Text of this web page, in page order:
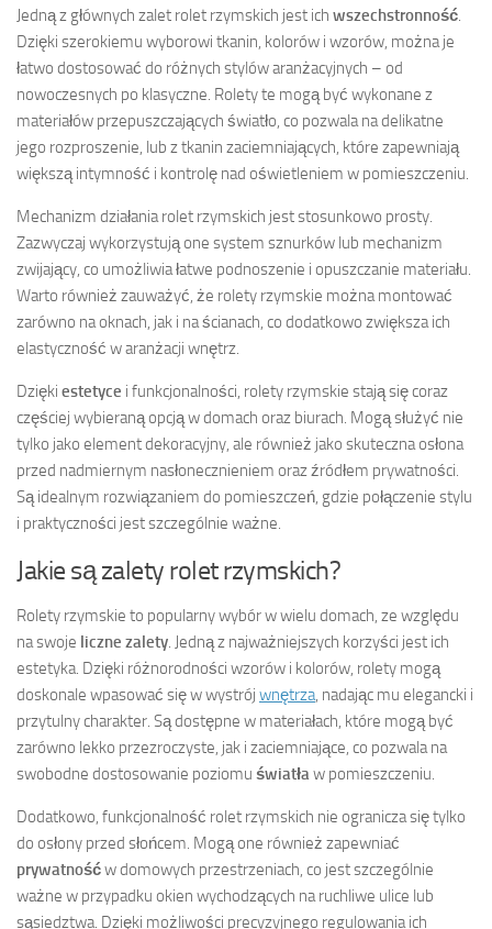
Jedną z głównych zalet rolet rzymskich jest ich wszechstronność
Dzięki szerokiemu wyborowi tkanin, kolorów i wzorów, można je
łatwo dostosować do różnych stylów aranżacyjnych – od
nowoczesnych po klasyczne. Rolety te mogą być wykonane z
materiałów przepuszczających światło, co pozwala na delikatne
jego rozproszenie, lub z tkanin zaciemniających, które zapewniają
większą intymność i kontrolę nad oświetleniem w pomieszczeniu.
Mechanizm działania rolet rzymskich jest stosunkowo prosty.
Zazwyczaj wykorzystują one system sznurków lub mechanizm
zwijający, co umożliwia łatwe podnoszenie i opuszczanie materiału.
Warto również zauważyć, że rolety rzymskie można montować
zarówno na oknach, jak i na ścianach, co dodatkowo zwiększa ich
elastyczność w aranżacji wnętrz.
Dzięki estetyce i funkcjonalności, rolety rzymskie stają się coraz
częściej wybieraną opcją w domach oraz biurach. Mogą służyć nie
tylko jako element dekoracyjny, ale również jako skuteczna osłona
przed nadmiernym nasłonecznieniem oraz źródłem prywatności.
Są idealnym rozwiązaniem do pomieszczeń, gdzie połączenie stylu
i praktyczności jest szczególnie ważne.
Jakie są zalety rolet rzymskich?
Rolety rzymskie to popularny wybór w wielu domach, ze względu
na swoje liczne zalety . Jedną z najważniejszych korzyści jest ich
estetyka. Dzięki różnorodności wzorów i kolorów, rolety mogą
doskonale wpasować się w wystrój wnętrza , nadając mu elegancki i
przytulny charakter. Są dostępne w materiałach, które mogą być
zarówno lekko przezroczyste, jak i zaciemniające, co pozwala na
swobodne dostosowanie poziomu światła w pomieszczeniu.
Dodatkowo, funkcjonalność rolet rzymskich nie ogranicza się tylko
do osłony przed słońcem. Mogą one również zapewniać
prywatnośćw domowych przestrzeniach, co jest szczególnie
ważne w przypadku okien wychodzących na ruchliwe ulice lub
sąsiedztwa. Dzięki możliwości precyzyjnego regulowania ich